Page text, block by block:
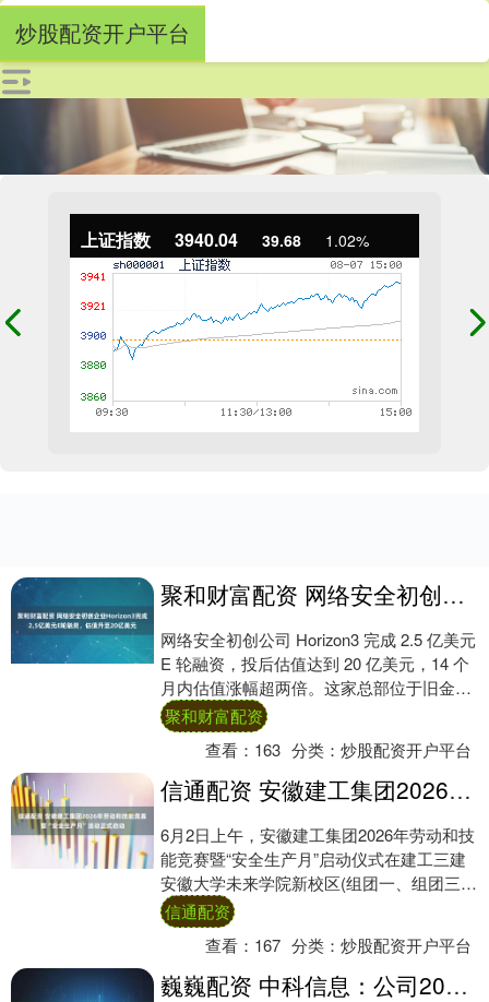
上证指数 3940.04 39.68 1.02%
炒股配资开户平台
聚和财富配资 网络安全初创企业Horizon3完成2.5亿美元E轮融资，估值升至20亿美元
网络安全初创公司 Horizon3 完成 2.5 亿美元
E 轮融资，投后估值达到 20 亿美元，14 个
月内估值涨幅超两倍。这家总部位于旧金山
的企业获得老股东....
聚和财富配资
查看： 163 分类：炒股配资开户平台
信通配资 安徽建工集团2026年劳动和技能竞赛暨“安全生产月”活动正式启动
6月2日上午，安徽建工集团2026年劳动和技
能竞赛暨“安全生产月”启动仪式在建工三建
安徽大学未来学院新校区(组团一、组团三)
项目现场举行。安徽建工集团党委副书记....
信通配资
查看： 167 分类：炒股配资开户平台
巍巍配资 中科信息：公司2025年的新签合同额创历史新高